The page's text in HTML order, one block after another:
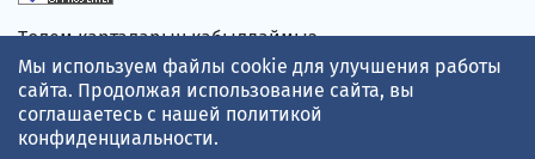
Төлем карталарын қабылдаймыз
Мы используем файлы cookie для улучшения работы
сайта. Продолжая использование сайта, вы
соглашаетесь с нашей политикой
конфиденциальности.